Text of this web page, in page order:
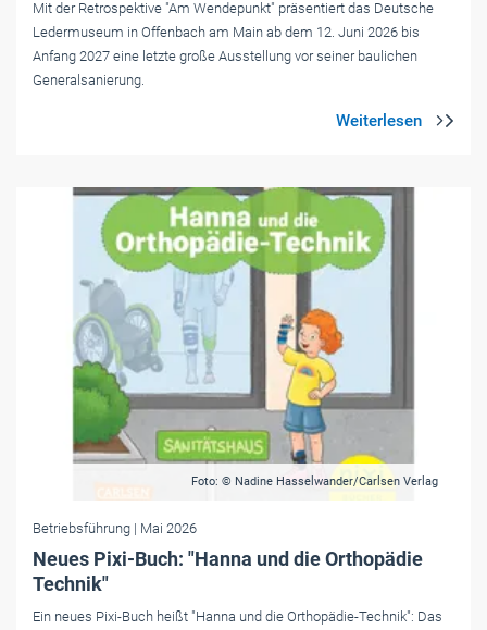
Mit der Retrospektive "Am Wendepunkt" präsentiert das Deutsche
Ledermuseum in Offenbach am Main ab dem 12. Juni 2026 bis
Anfang 2027 eine letzte große Ausstellung vor seiner baulichen
Generalsanierung.
Foto: © Nadine Hasselwander/Carlsen Verlag
Betriebsführung | Mai 2026
Neues Pixi-Buch: "Hanna und die Orthopädie
Technik"
Ein neues Pixi-Buch heißt "Hanna und die Orthopädie-Technik": Das